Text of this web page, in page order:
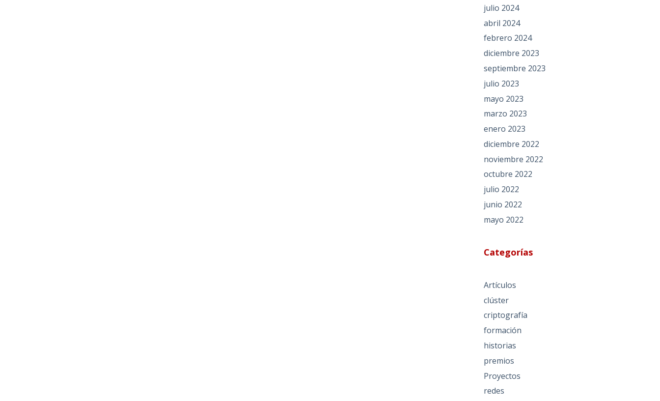
julio 2024
abril 2024
febrero 2024
diciembre 2023
septiembre 2023
julio 2023
mayo 2023
marzo 2023
enero 2023
diciembre 2022
noviembre 2022
octubre 2022
julio 2022
junio 2022
mayo 2022
Categorías
Artículos
clúster
criptografía
formación
historias
premios
Proyectos
redes